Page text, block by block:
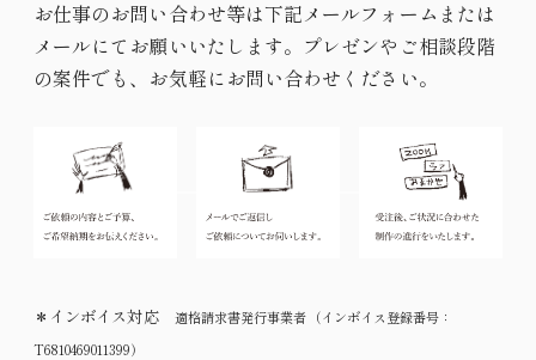
お仕事のお問い合わせ等は下記メールフォームまたは
メールにてお願いいたします。プレゼンやご相談段階
の案件でも、お気軽にお問い合わせください。
＊インボイス対応
適格請求書発行事業者（インボイス登録番号：
T6810469011399）